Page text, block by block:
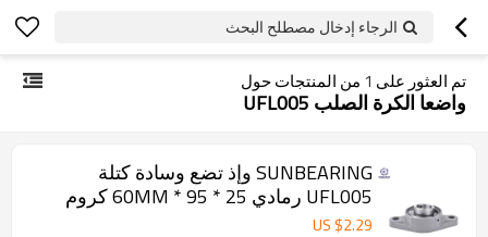
الرجاء إدخال مصطلح البحث
تم العثور على 1 من المنتجات حول
واضعا الكرة الصلب UFL005
SUNBEARING وإذ تضع وسادة كتلة
UFL005 رمادي 25 * 95 * 60MM كروم
الصلب GCR15
US $2.29